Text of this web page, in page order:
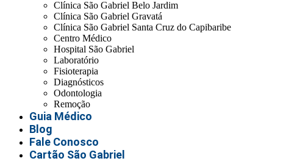
Clínica São Gabriel Belo Jardim
Clínica São Gabriel Gravatá
Clínica São Gabriel Santa Cruz do Capibaribe
Centro Médico
Hospital São Gabriel
Laboratório
Fisioterapia
Diagnósticos
Odontologia
Remoção
Guia Médico
Blog
Fale Conosco
Cartão São Gabriel